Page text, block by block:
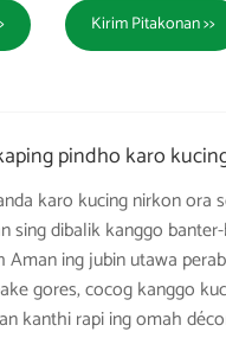
Kirim Pitakonan >>
pindho karo
karo kucing nirkon ora
sing dibalik kanggo
Aman ing jubin utawa
gores, cocog kanggo
kanthi rapi ing omah